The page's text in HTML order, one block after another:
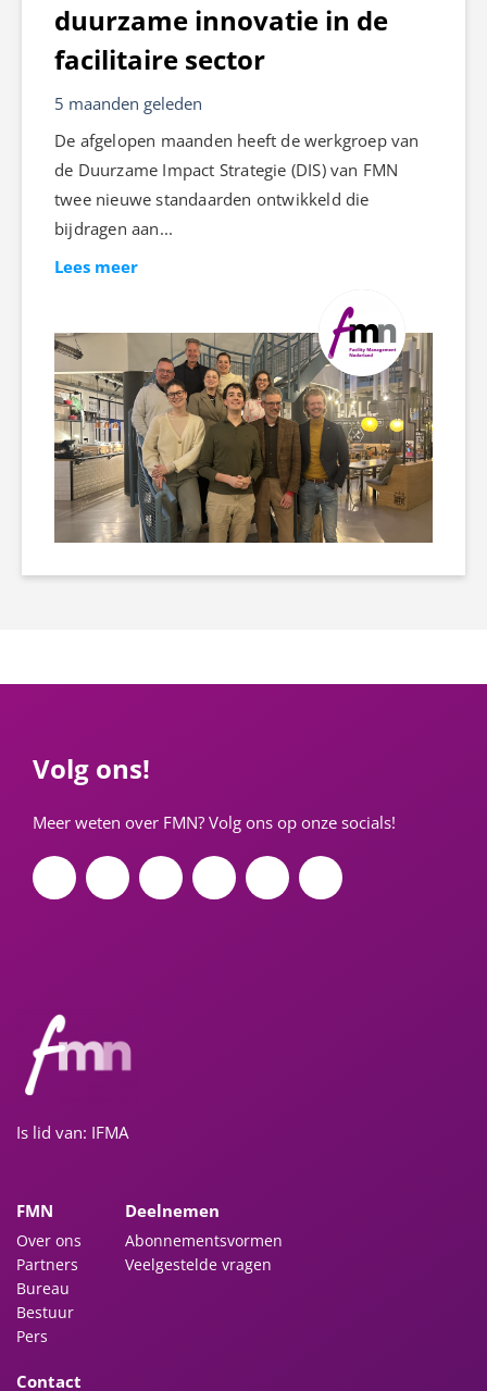
duurzame innovatie in de
facilitaire sector
5 maanden geleden
De afgelopen maanden heeft de werkgroep van
de Duurzame Impact Strategie (DIS) van FMN
twee nieuwe standaarden ontwikkeld die
bijdragen aan...
Lees meer
Is lid van: IFMA
FMN
Over ons
Partners
Bureau
Bestuur
Pers
Deelnemen
Abonnementsvormen
Veelgestelde vragen
Contact
Volg ons!
Meer weten over FMN? Volg ons op onze socials!